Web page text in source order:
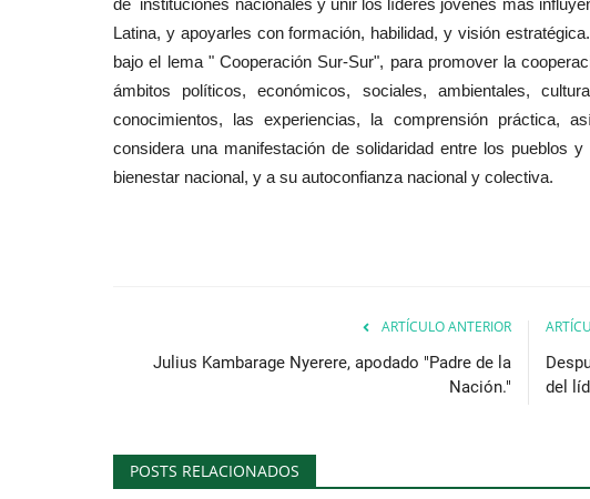
Latina, y apoyarles con formación, habilidad, y visión
bajo el lema " Cooperación Sur-Sur", para promover la
ámbitos políticos, económicos, sociales, ambientales,
conocimientos, las experiencias, la comprensión práctica,
considera una manifestación de solidaridad entre los pueblos
bienestar nacional, y a su autoconfianza nacional y colectiva.
ARTÍCULO ANTERIOR
Julius Kambarage Nyerere, apodado "Padre de la
Nación."
del
POSTS RELACIONADOS